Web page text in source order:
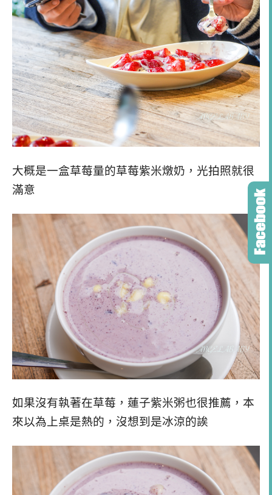
大概是一盒草莓量的草莓紫米燉奶，光拍照就很
滿意
如果沒有執著在草莓，蓮子紫米粥也很推薦，本
來以為上桌是熱的，沒想到是冰涼的誒